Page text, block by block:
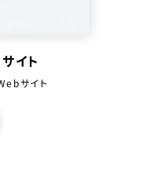
イト
テゴリ：
サイト